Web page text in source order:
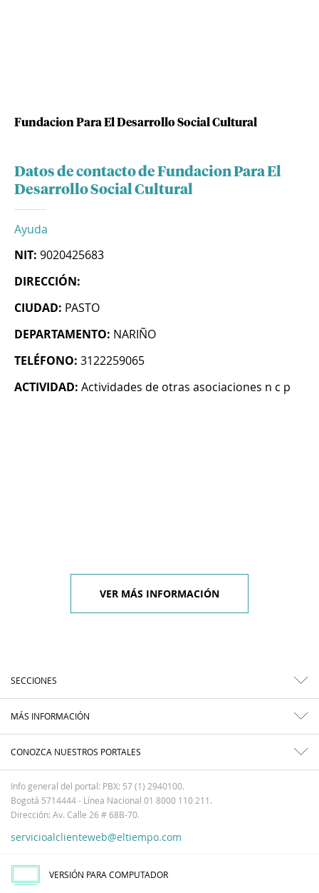
Fundacion Para El Desarrollo Social Cultural
Datos de contacto de Fundacion Para El
Desarrollo Social Cultural
Ayuda
NIT: 9020425683
DIRECCIÓN:
CIUDAD: PASTO
DEPARTAMENTO: NARIÑO
TELÉFONO: 3122259065
ACTIVIDAD: Actividades de otras asociaciones n c p
VER MÁS INFORMACIÓN
SECCIONES
MÁS INFORMACIÓN
CONOZCA NUESTROS PORTALES
Info general del portal: PBX: 57 (1) 2940100.
Bogotá 5714444 - Línea Nacional 01 8000 110 211.
Dirección: Av. Calle 26 # 68B-70.
servicioalclienteweb@eltiempo.com
VERSIÓN PARA COMPUTADOR